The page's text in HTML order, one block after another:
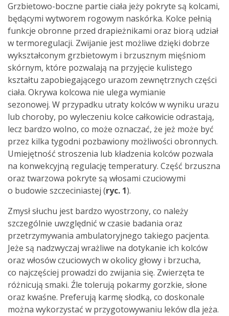
Grzbietowo-boczne partie ciała jeży pokryte są kolcami,
będącymi wytworem rogowym naskórka. Kolce pełnią
funkcje obronne przed drapieżnikami oraz biorą udział
w termoregulacji. Zwijanie jest możliwe dzięki dobrze
wykształconym grzbietowym i brzusznym mięśniom
skórnym, które pozwalają na przyjęcie kulistego
kształtu zapobiegającego urazom zewnętrznych części
ciała. Okrywa kolcowa nie ulega wymianie
sezonowej. W przypadku utraty kolców w wyniku urazu
lub choroby, po wyleczeniu kolce całkowicie odrastają,
lecz bardzo wolno, co może oznaczać, że jeż może być
przez kilka tygodni pozbawiony możliwości obronnych.
Umiejętność stroszenia lub kładzenia kolców pozwala
na konwekcyjną regulację temperatury. Część brzuszna
oraz twarzowa pokryte są włosami czuciowymi
o budowie szczeciniastej (ryc. 1).
Zmysł słuchu jest bardzo wyostrzony, co należy
szczególnie uwzględnić w czasie badania oraz
przetrzymywania ambulatoryjnego takiego pacjenta.
Jeże są nadzwyczaj wrażliwe na dotykanie ich kolców
oraz włosów czuciowych w okolicy głowy i brzucha,
co najczęściej prowadzi do zwijania się. Zwierzęta te
różnicują smaki. Źle tolerują pokarmy gorzkie, słone
oraz kwaśne. Preferują karmę słodką, co doskonale
można wykorzystać w przygotowywaniu leków dla jeża.